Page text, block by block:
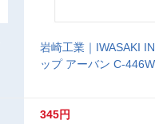
岩崎工業｜IWASAKI
ップ アーバン C-
345円